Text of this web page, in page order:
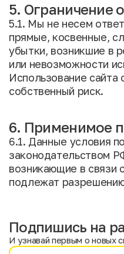
5. Ограничение
5.1. Мы не несем
прямые, косвенные,
убытки, возникшие в
или невозможности
Использование
собственный риск.
6. Применимое
6.1. Данные условия
законодательством
возникающие в связи
подлежат
Подпишись на
И узнавай первым о новых